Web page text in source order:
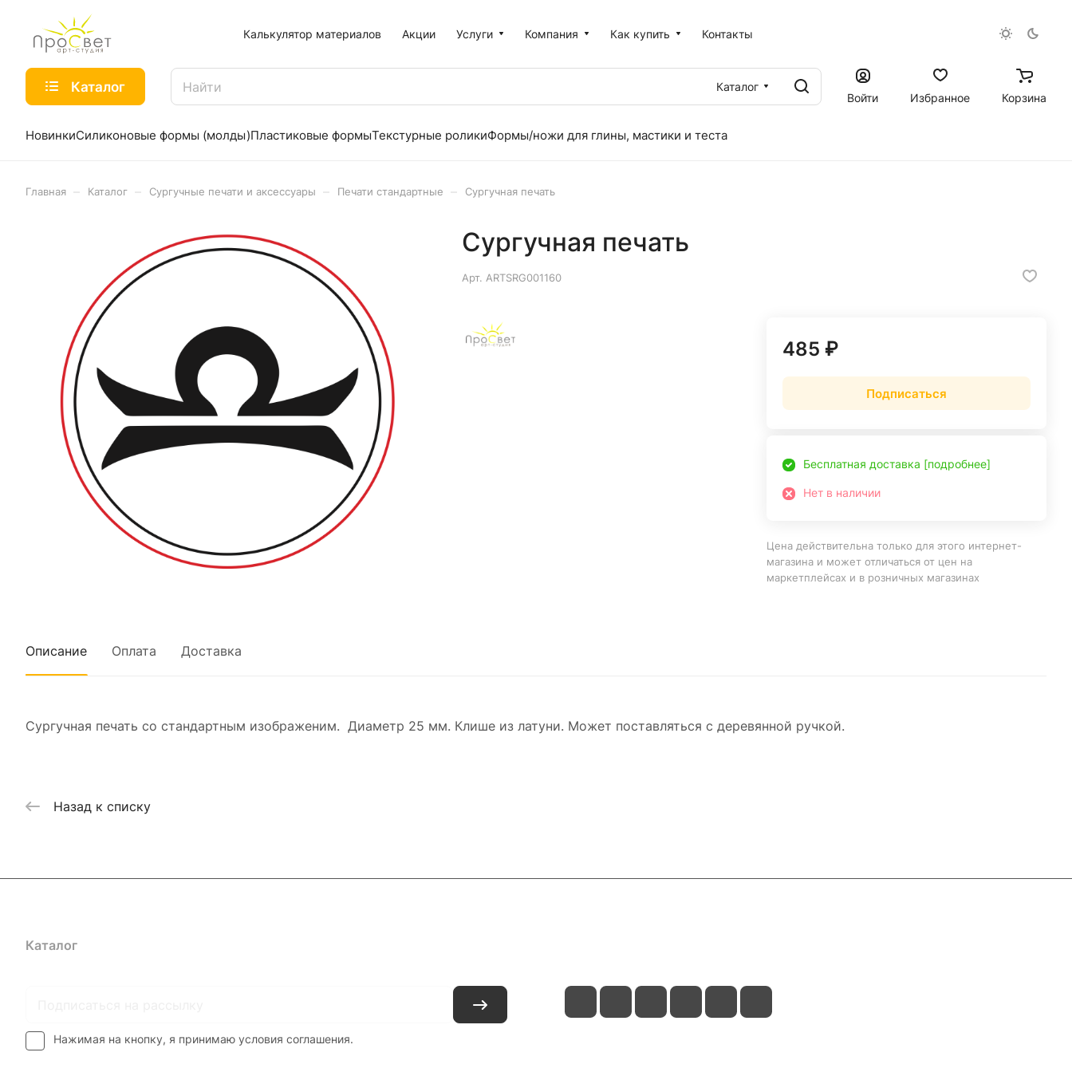
Калькулятор материалов Акции Услуги Компания Как купить Контакты
Каталог
Каталог
Войти
Избранное Корзина
НовинкиСиликоновые формы (молды)Пластиковые формыТекстурные роликиФормы/ножи для глины, мастики и теста
Главная Каталог Сургучные печати и аксессуары Печати стандартные Сургучная печать
Сургучная печать
Арт. ARTSRG001160
485 ₽
Подписаться
Бесплатная доставка [подробнее]
Нет в наличии
Цена действительна только для этого интернет-
магазина и может отличаться от цен на
маркетплейсах и в розничных магазинах
Описание Оплата Доставка
Сургучная печать со стандартным изображеним. Диаметр 25 мм. Клише из латуни. Может поставляться с деревянной ручкой.
Назад к списку
Каталог
Нажимая на кнопку, я принимаю условия соглашения.